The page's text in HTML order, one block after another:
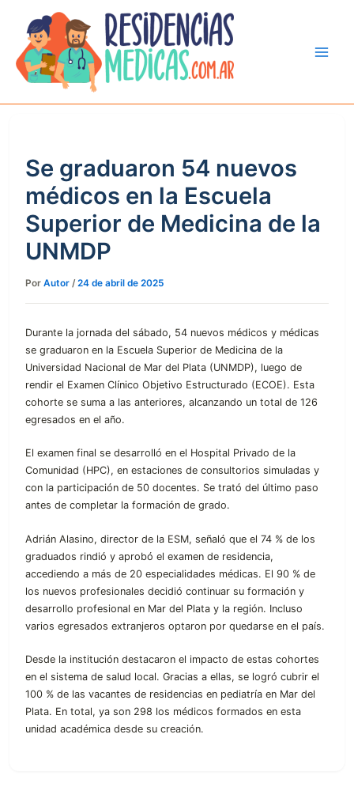
contenido
Se graduaron 54 nuevos
médicos en la Escuela
Superior de Medicina de la
UNMDP
Por Autor /24 de abril de 2025
Durante la jornada del sábado, 54 nuevos médicos y médicas
se graduaron en la Escuela Superior de Medicina de la
Universidad Nacional de Mar del Plata (UNMDP), luego de
rendir el Examen Clínico Objetivo Estructurado (ECOE). Esta
cohorte se suma a las anteriores, alcanzando un total de 126
egresados en el año.
El examen final se desarrolló en el Hospital Privado de la
Comunidad (HPC), en estaciones de consultorios simuladas y
con la participación de 50 docentes. Se trató del último paso
antes de completar la formación de grado.
Adrián Alasino, director de la ESM, señaló que el 74 % de los
graduados rindió y aprobó el examen de residencia,
accediendo a más de 20 especialidades médicas. El 90 % de
los nuevos profesionales decidió continuar su formación y
desarrollo profesional en Mar del Plata y la región. Incluso
varios egresados extranjeros optaron por quedarse en el país.
Desde la institución destacaron el impacto de estas cohortes
en el sistema de salud local. Gracias a ellas, se logró cubrir el
100 % de las vacantes de residencias en pediatría en Mar del
Plata. En total, ya son 298 los médicos formados en esta
unidad académica desde su creación.